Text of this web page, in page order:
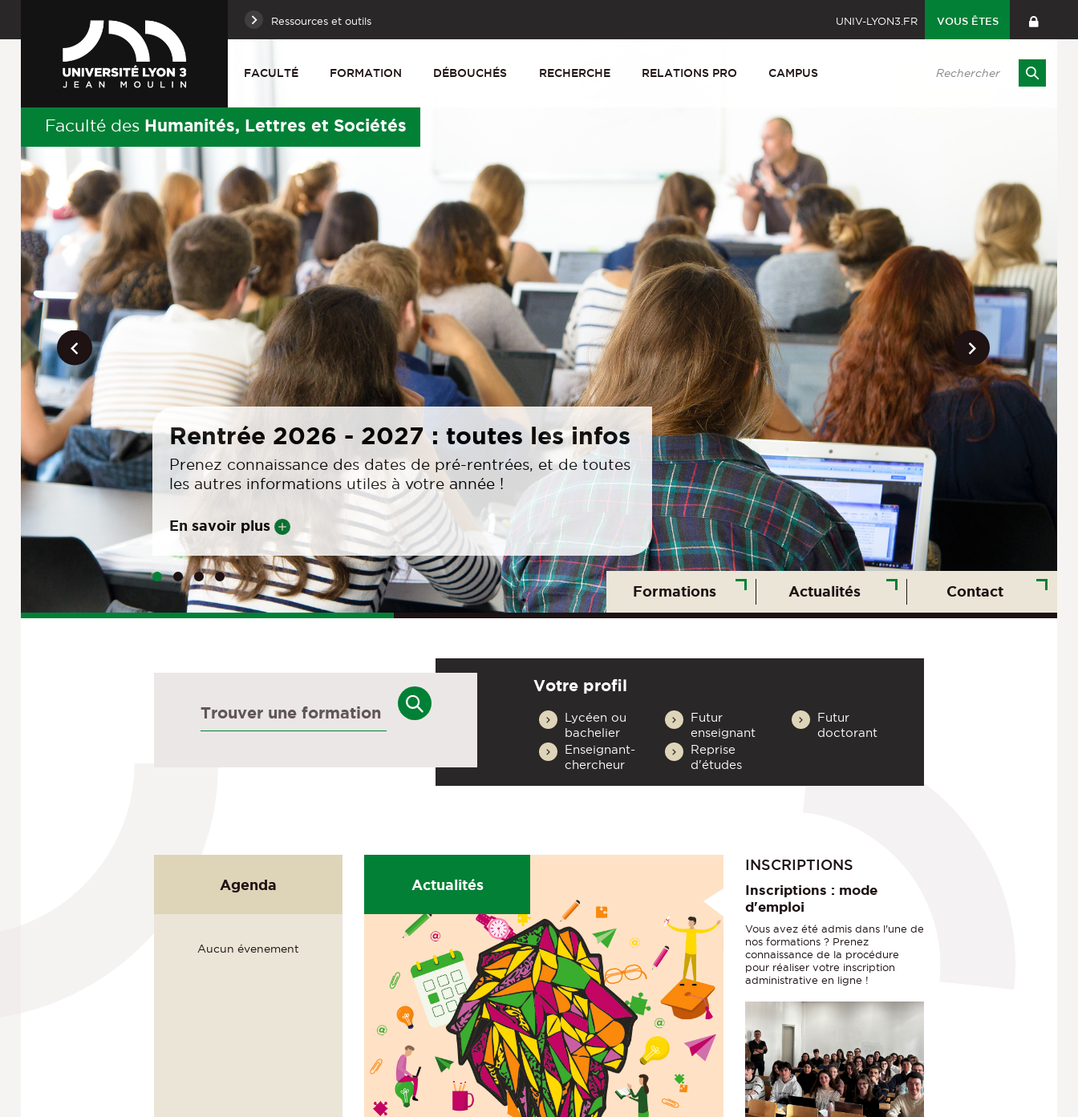
Ressources et outils UNIV-LYON3.FR VOUS ÊTES
FACULTÉ FORMATION DÉBOUCHÉS RECHERCHE RELATIONS PRO CAMPUS
Faculté des Humanités, Lettres et Sociétés
Bienvenue à la Faculté des
Humanités, Lettres et Sociétés
Une recherche pluridisciplinaire au service de la formation et
de la professionnalisation des étudiants.
En savoir plus
Formations Actualités Contact
Votre profil
Lycéen ou
bachelier
Futur
enseignant
Futur
doctorant
Enseignant-
chercheur
Reprise
d'études
Agenda
Aucun évenement
Actualités
INSCRIPTIONS
Inscriptions : mode
d'emploi
Vous avez été admis dans l'une de
nos formations ? Prenez
connaissance de la procédure
pour réaliser votre inscription
administrative en ligne !